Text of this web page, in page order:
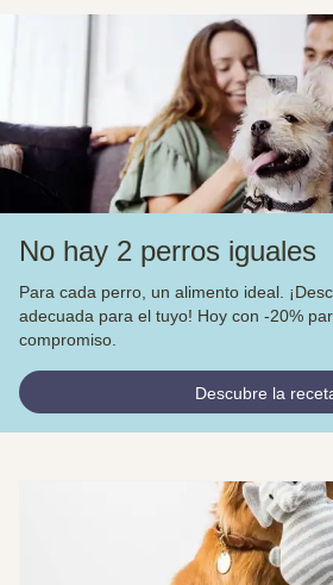
No hay 2 perros iguales
Para cada perro, un alimento ideal.
adecuada para el tuyo! Hoy con -20%
compromiso.
Descubre la